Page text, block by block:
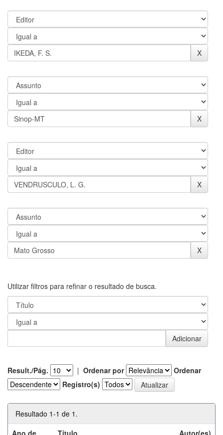
Utilizar filtros para refinar o resultado de busca.
Result./Pág. | Ordenar por
Ordenar
Registro(s)
Resultado 1-1 de 1.
Ano de
Título Autor(es)